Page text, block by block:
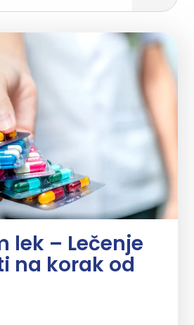
lek – Lečenje
na korak od